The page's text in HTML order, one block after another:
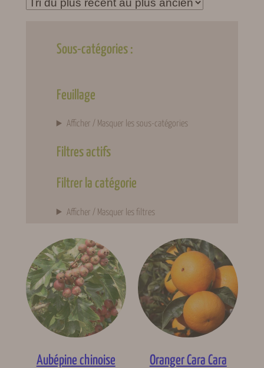
Sous-catégories :
Feuillage
Afficher / Masquer les sous-catégories
Filtres actifs
Filtrer la catégorie
Afficher / Masquer les filtres
Aubépine chinoise Oranger Cara Cara